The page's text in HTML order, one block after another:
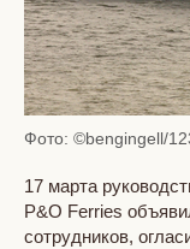
Фото: ©bengingell/
17 марта
P&O Ferries
сотрудников,